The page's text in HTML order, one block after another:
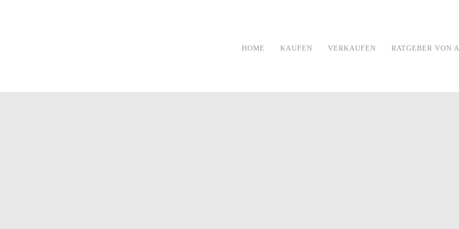
HOME KAUFEN VERKAUFEN RATGEBER VON